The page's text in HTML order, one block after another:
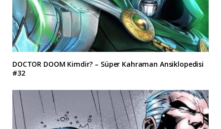
DOCTOR DOOM Kimdir? – Süper Kahraman Ansiklopedisi
#32